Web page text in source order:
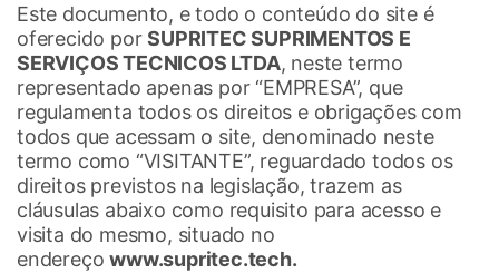
Este documento, e todo o conteúdo do site é
oferecido porSUPRITEC SUPRIMENTOS E
SERVIÇOS TECNICOS LTDA, neste termo
representado apenas por “EMPRESA”, que
regulamenta todos os direitos e obrigações com
todos que acessam o site, denominado neste
termo como “VISITANTE”, reguardado todos os
direitos previstos na legislação, trazem as
cláusulas abaixo como requisito para acesso e
visita do mesmo, situado no
endereçowww.supritec.tech.